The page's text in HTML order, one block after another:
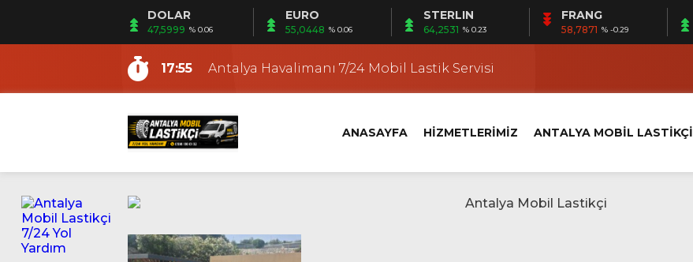
DOLAR
47,5999 % 0.06
EURO
55,0448 % 0.06
STERLIN
64,2531 % 0.23
FRANG
58,7871 % -0.29
15:30
Antalya Gezici Lastikçi | Mobil Lastik Servisi Ayağınıza Gelsin
9:48
Antalya En Yakın Lastikçi
17:55
Antalya Havalimanı 7/24 Mobil Lastik Servisi
12:53
Fener Mobil Lastikçi | Fener Yerinde Lastik Servisi
12:19
Ermenek Mobil Lastikçi | Ermenek Yerinde Lastik Servisi
12:12
Altıntaş Mobil Lastikçi | Altıntaş Yerinde Lastik Servisi
11:03
Güzeloba Mobil Lastikçi
Kundu Mobil Lastikçi | Kundu’da Yerinde Lastik Servisi
15:53
Antalya Oto ve Motosiklet Lastik Yol Yardım
ANASAYFA HİZMETLERİMİZ ANTALYA MOBİL LASTİKÇİ